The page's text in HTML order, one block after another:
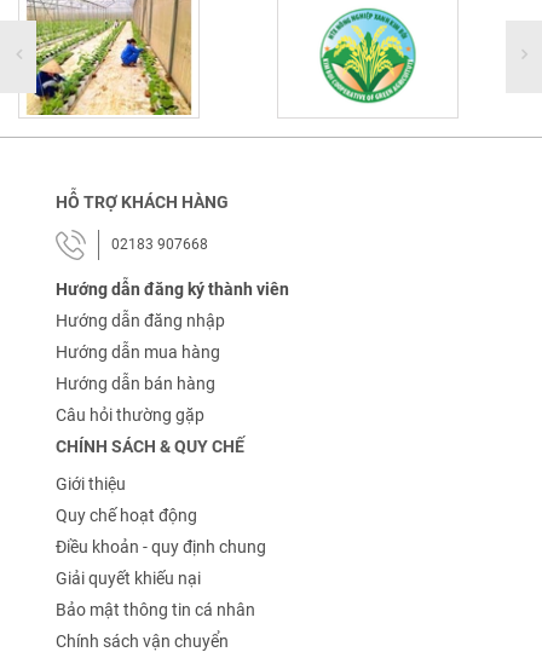
HỖ TRỢ KHÁCH HÀNG
02183 907668
Hướng dẫn đăng ký thành viên
Hướng dẫn đăng nhập
Hướng dẫn mua hàng
Hướng dẫn bán hàng
Câu hỏi thường gặp
CHÍNH SÁCH & QUY CHẾ
Giới thiệu
Quy chế hoạt động
Điều khoản - quy định chung
Giải quyết khiếu nại
Bảo mật thông tin cá nhân
Chính sách vận chuyển